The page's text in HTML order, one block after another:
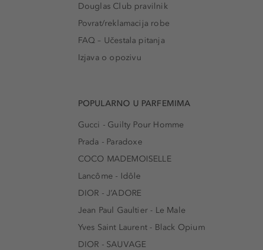
Douglas Club pravilnik
Povrat/reklamacija robe
FAQ – Učestala pitanja
Izjava o opozivu
POPULARNO U PARFEMIMA
Gucci - Guilty Pour Homme
Prada - Paradoxe
COCO MADEMOISELLE
Lancôme - Idôle
DIOR - J’ADORE
Jean Paul Gaultier - Le Male
Yves Saint Laurent - Black Opium
DIOR - SAUVAGE